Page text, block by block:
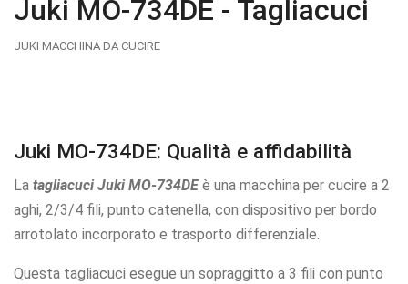
Juki MO-734DE - Tagliacuci
JUKI MACCHINA DA CUCIRE
Juki MO-734DE: Qualità e affidabilità
La tagliacuci Juki MO-734DEè una macchina per cucire a 2
aghi, 2/3/4 fili, punto catenella, con dispositivo per bordo
arrotolato incorporato e trasporto differenziale.
Questa tagliacuci esegue un sopraggitto a 3 fili con punto